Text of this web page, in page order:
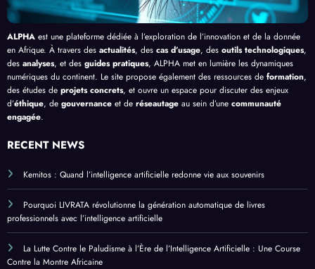
ALPHA est une plateforme dédiée à l’exploration de l’innovation et de la donnée
en Afrique. À travers des actualités, des cas d’usage, des outils technologiques,
des analyses, et des guides pratiques, ALPHA met en lumière les dynamiques
numériques du continent. Le site propose également des ressources de formation,
des études de projets concrets, et ouvre un espace pour discuter des enjeux
d’éthique, de gouvernance et de réseautage au sein d’une communauté
engagée.
RECENT NEWS
Kemitos : Quand l’intelligence artificielle redonne vie aux souvenirs
Pourquoi LIVRATA révolutionne la génération automatique de livres
professionnels avec l’intelligence artificielle
La Lutte Contre le Paludisme à l’Ère de l’Intelligence Artificielle : Une Course
Contre la Montre Africaine